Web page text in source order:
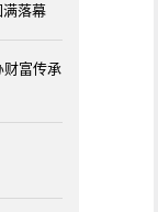
满落幕
财富传承